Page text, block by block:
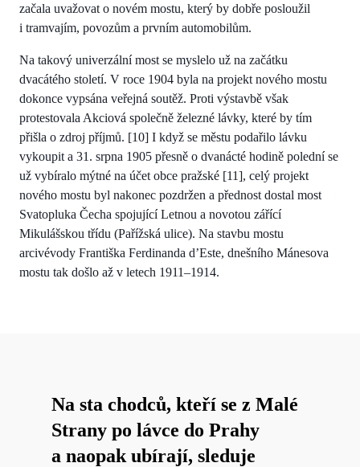
začala uvažovat o novém mostu, který by dobře posloužil
i tramvajím, povozům a prvním automobilům.
Na takový univerzální most se myslelo už na začátku
dvacátého století. V roce 1904 byla na projekt nového mostu
dokonce vypsána veřejná soutěž. Proti výstavbě však
protestovala Akciová společně železné lávky, které by tím
přišla o zdroj příjmů. [10] I když se městu podařilo lávku
vykoupit a 31. srpna 1905 přesně o dvanácté hodině polední se
už vybíralo mýtné na účet obce pražské [11], celý projekt
nového mostu byl nakonec pozdržen a přednost dostal most
Svatopluka Čecha spojující Letnou a novotou zářící
Mikulášskou třídu (Pařížská ulice). Na stavbu mostu
arcivévody Františka Ferdinanda d’Este, dnešního Mánesova
mostu tak došlo až v letech 1911–1914.
Na sta chodců, kteří se z Malé
Strany po lávce do Prahy
a naopak ubírají, sleduje